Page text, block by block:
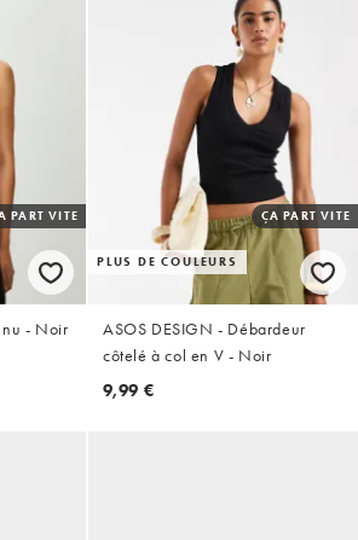
PART VITE
nu - Noir
PLUS DE COULEURS
ÇA PART VITE
ASOS DESIGN - Débardeur
côtelé à col en V - Noir
9,99 €